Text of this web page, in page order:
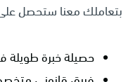
بتعاملك معنا ستحصل
حصيلة خبرة طويلة